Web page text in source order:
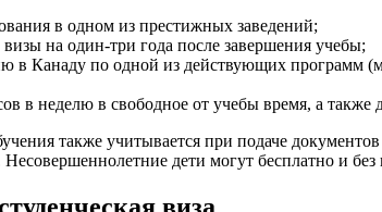
в одном из престижных заведений;
на один-три года после завершения учебы;
Канаду по одной из действующих программ
в неделю в свободное от учебы время, а также
также учитывается при подаче
дети могут бесплатно и